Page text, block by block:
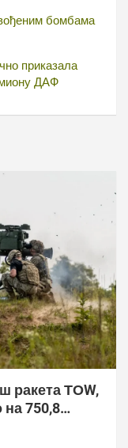
бомбама
приказала
ДАФ
ракета ТОW,
на 750,8